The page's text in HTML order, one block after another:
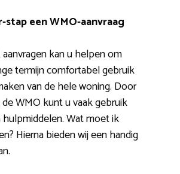
stap een WMO-aanvraag
kan u helpen om
termijn comfortabel gebruik
van de hele woning. Door
WMO kunt u vaak gebruik
hulpmiddelen. Wat moet ik
Hierna bieden wij een handig